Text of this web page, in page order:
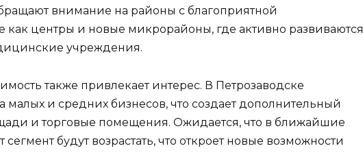
внимание на районы с благоприятной
как центры и новые микрорайоны, где активно развиваются
учреждения.
также привлекает интерес. В Петрозаводске
малых и средних бизнесов, что создает дополнительный
и торговые помещения. Ожидается, что в ближайшие
будут возрастать, что откроет новые возможности